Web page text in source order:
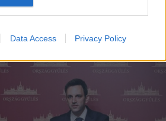
Data Access Privacy Policy